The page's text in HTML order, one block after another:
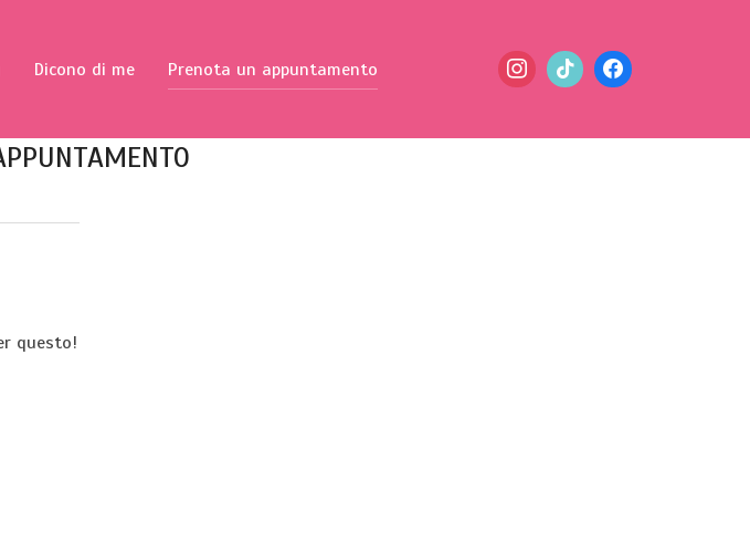
Dicono di me Prenota un appuntamento
questo!